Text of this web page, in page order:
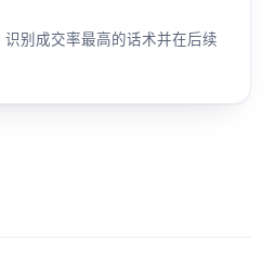
别成交率最高的话术并在后续